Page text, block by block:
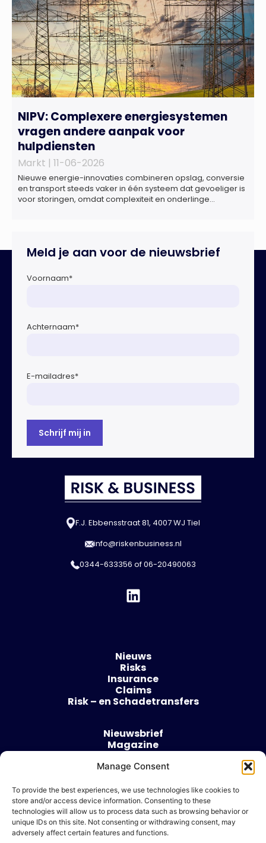
Manage Consent
To provide the best experiences, we use technologies like cookies to
store and/or access device information. Consenting to these
technologies will allow us to process data such as browsing behavior or
unique IDs on this site. Not consenting or withdrawing consent, may
adversely affect certain features and functions.
NIPV: Complexere energiesystemen
vragen andere aanpak voor
hulpdiensten
Markt | 11-06-2026
Nieuwe energie-innovaties combineren opslag, conversie
en transport steeds vaker in één systeem dat gevoeliger is
voor storingen, omdat complexiteit en onderlinge
energiesysteem. Het betreft systemen waarbij elektriciteit
Meld je aan voor de nieuwsbrief
Voornaam*
Achternaam*
E-mailadres*
F.J. Ebbensstraat 81, 4007 WJ Tiel
info@riskenbusiness.nl
0344-633356 of06-20490063
Nieuws
Risks
Insurance
Claims
Risk – en Schadetransfers
Nieuwsbrief
Magazine
Over
Algemene voorwaarden
Cookie beleid